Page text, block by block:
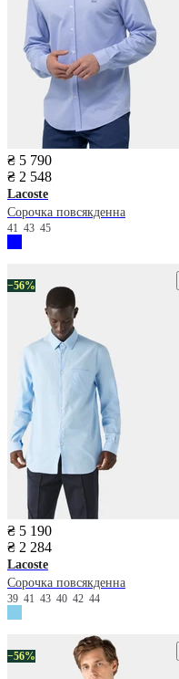
₴ 5 790
₴ 2 548
Lacoste
Сорочка повсякденна
41 43 45
−56%
₴ 5 190
₴ 2 284
Lacoste
Сорочка повсякденна
39 41 43 40 42 44
−56%